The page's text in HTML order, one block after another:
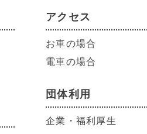
アクセス
お車の場合
電車の場合
団体利用
企業・福利厚生